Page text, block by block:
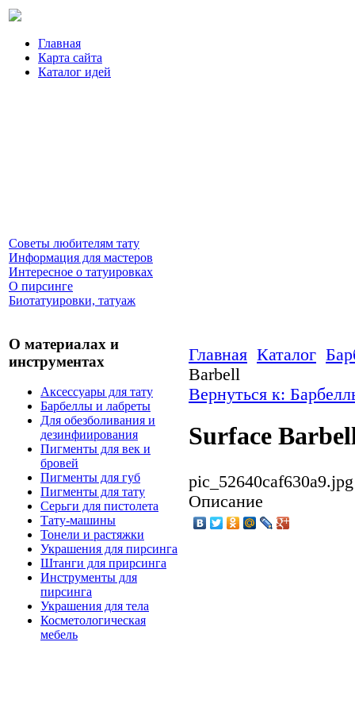
Главная
Карта сайта
Каталог идей
Советы любителям тату
Информация для мастеров
Интересное о татуировках
О пирсинге
Биотатуировки, татуаж
О материалах и
инструментах
Аксессуары для тату
Барбеллы и лабреты
Для обезболивания и
дезинфиирования
Пигменты для век и
бровей
Пигменты для губ
Пигменты для тату
Серьги для пистолета
Тату-машины
Тонели и растяжки
Украшения для пирсинга
Штанги для прирсинга
Инструменты для
пирсинга
Украшения для тела
Косметологическая
мебель
Главная Каталог
Barbell
Вернуться к:
Surface
pic_52640caf630a9.jpg
Описание